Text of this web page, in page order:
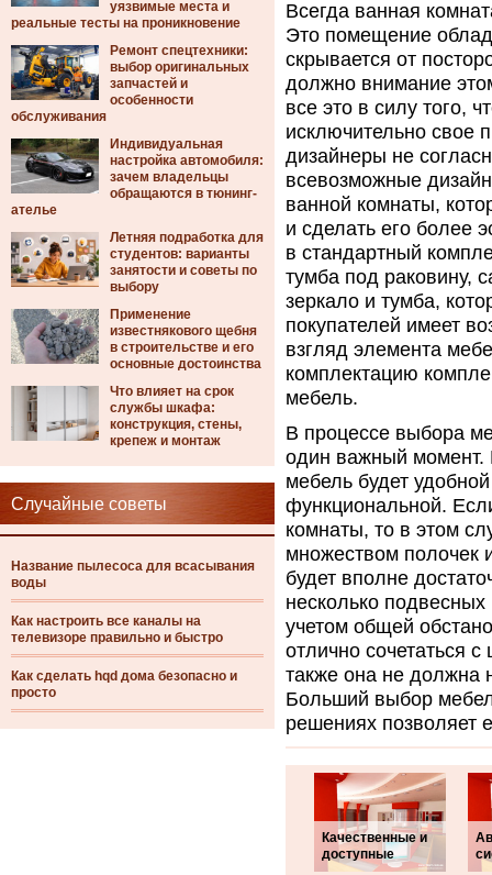
уязвимые места и
реальные тесты на проникновение
Ремонт спецтехники:
выбор оригинальных
запчастей и
особенности
обслуживания
Индивидуальная
настройка автомобиля:
зачем владельцы
обращаются в тюнинг-
ателье
Летняя подработка для
студентов: варианты
занятости и советы по
выбору
Применение
известнякового щебня
в строительстве и его
основные достоинства
Что влияет на срок
службы шкафа:
конструкция, стены,
крепеж и монтаж
Случайные советы
Название пылесоса для всасывания
воды
Как настроить все каналы на
телевизоре правильно и быстро
Как сделать hqd дома безопасно и
просто
Всегда ванная
Это помещение
скрывается от
должно внимание
все это в силу того,
исключительно свое
дизайнеры не
всевозможные
ванной комнаты,
и сделать его более
в стандартный
тумба под раковину,
зеркало и тумба,
покупателей имеет
взгляд элемента
комплектацию
мебель.
В процессе выбора
один важный момент.
мебель будет
функциональной.
комнаты, то в этом
множеством полочек
будет вполне
несколько
учетом общей
отлично сочетаться
также она не должна
Больший выбор
решениях позволяет
Качественные и
доступные